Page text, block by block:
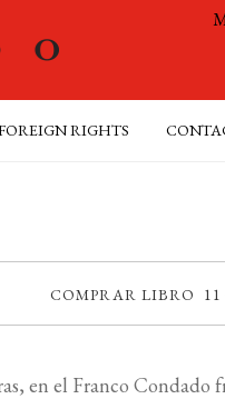
RIGHTS
COMPRAR LIBRO
en el Franco Condado